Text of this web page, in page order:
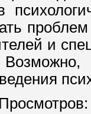
и
Просмотров: